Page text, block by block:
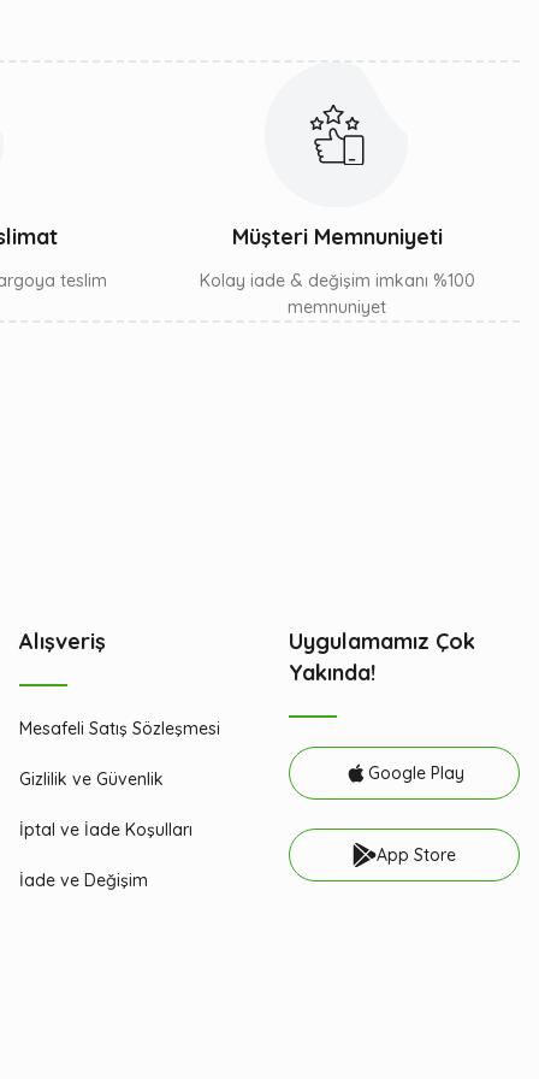
teslim
Müşteri Memnuniyeti
Kolay iade & değişim imkanı %100
memnuniyet
Alışveriş
Mesafeli Satış Sözleşmesi
Gizlilik ve Güvenlik
İptal ve İade Koşulları
İade ve Değişim
Uygulamamız Çok
Yakında!
Google Play
App Store